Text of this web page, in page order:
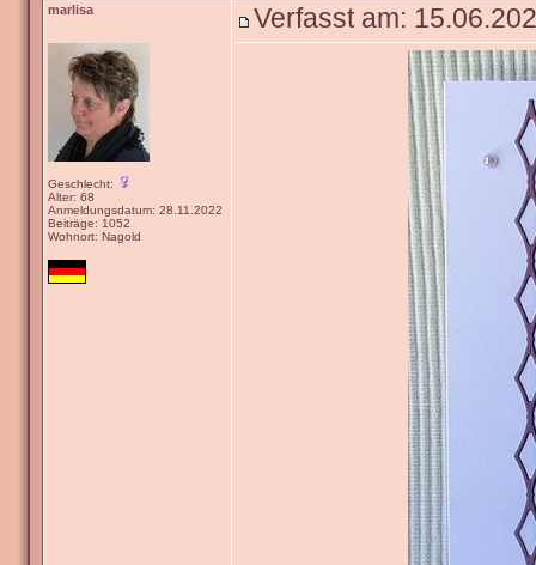
marlisa
Geschlecht:
Alter: 68
Anmeldungsdatum: 28.11.2022
Beiträge: 1052
Wohnort: Nagold
Verfasst am: